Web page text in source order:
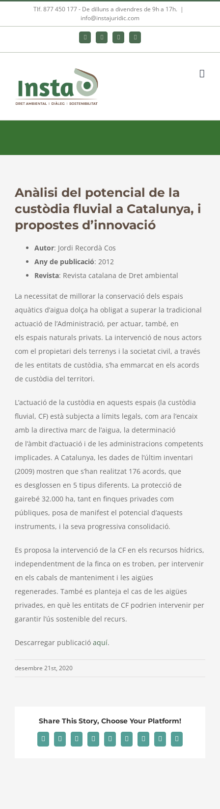
Tlf. 877 450 177‬ - De dilluns a divendres de 9h a 17h. |
info@instajuridic.com
BlueskyLinkedInYouTubeInstagram
View
Larger
Anàlisi del potencial de la
custòdia fluvial a Catalunya, i
propostes d’innovació
Autor: Jordi Recordà Cos
Any de publicació: 2012
Revista: Revista catalana de Dret ambiental
La necessitat de millorar la conservació dels espais
aquàtics d’aigua dolça ha obligat a superar la tradicional
actuació de l’Administració, per actuar, també, en
els espais naturals privats. La intervenció de nous actors
com el propietari dels terrenys i la societat civil, a través
de les entitats de custòdia, s’ha emmarcat en els acords
de custòdia del territori.
L’actuació de la custòdia en aquests espais (la custòdia
fluvial, CF) està subjecta a límits legals, com ara l’encaix
amb la directiva marc de l’aigua, la determinació
de l’àmbit d’actuació i de les administracions competents
implicades. A Catalunya, les dades de l’últim inventari
(2009) mostren que s’han realitzat 176 acords, que
es desglossen en 5 tipus diferents. La protecció de
gairebé 32.000 ha, tant en finques privades com
públiques, posa de manifest el potencial d’aquests
instruments, i la seva progressiva consolidació.
Es proposa la intervenció de la CF en els recursos hídrics,
independentment de la finca on es troben, per intervenir
en els cabals de manteniment i les aigües
regenerades. També es planteja el cas de les aigües
privades, en què les entitats de CF podrien intervenir per
garantir l’ús sostenible del recurs.
Descarregar publicació aquí.
desembre 21st, 2020
Share This Story, Choose Your Platform!
Facebook
X RedditLinkedInWhatsAppTumblrPinterest
Vk Email: